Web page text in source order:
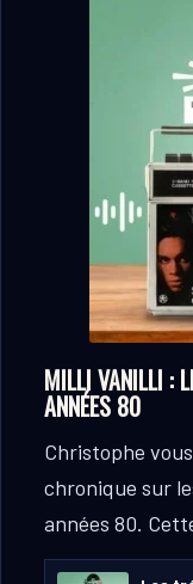
MILLI VANILLI :
ANNÉES 80
Christophe
chronique sur
années 80.